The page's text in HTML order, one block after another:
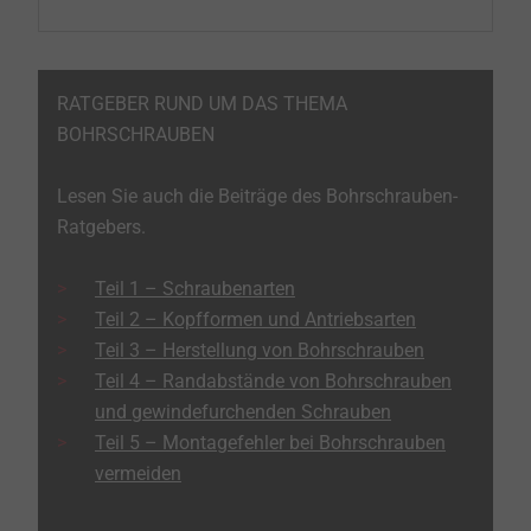
Prüfungen reduziert bzw. frühzeitig detektiert. Bei
galvanisch aufgebrachten Zinkschichten ist das
wasserstoffinduzierten Sprödbruch nach Stand der
Technik (z. B. DIN EN ISO 4042) jedoch nie zu 100 %
auszuschließen. Hinzu kommt, dass in der Regel keine
Aussage über das exakte Wasserstoffangebot im
Betrieb getroffen werden kann.
Vereinfacht gesagt wird im Fertigungsprozess bei der
RATGEBER RUND UM DAS THEMA
BOHRSCHRAUBEN
Lesen Sie auch die Beiträge des Bohrschrauben-
Ratgebers.
Teil 1 – Schraubenarten
Teil 2 – Kopfformen und Antriebsarten
Teil 3 – Herstellung von Bohrschrauben
Teil 4 – Randabstände von Bohrschrauben
und gewindefurchenden Schrauben
​​​​​​​Teil 5 – Montagefehler bei Bohrschrauben
vermeiden